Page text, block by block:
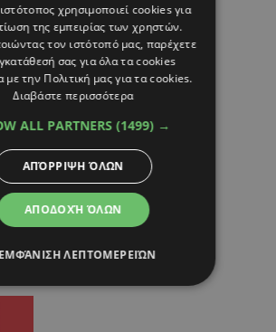
χρησιμοποιεί cookies για
της εμπειρίας των χρηστών.
τον ιστότοπό μας, παρέχετε
σας για όλα τα cookies
την Πολιτική μας για τα cookies.
Διαβάστε περισσότερα
ALL PARTNERS (1499) →
ΑΠΟΔΟΧΉ ΌΛΩΝ
ΑΠΌΡΡΙΨΗ ΌΛΩΝ
ΕΜΦΆΝΙΣΗ ΛΕΠΤΟΜΕΡΕΙΏΝ